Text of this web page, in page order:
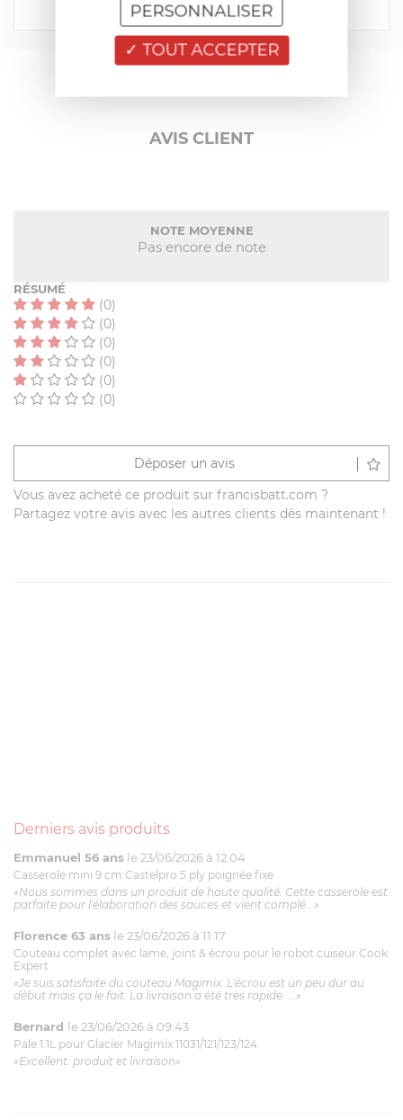
Comparer
Acheter
AVIS CLIENT
NOTE MOYENNE
Pas encore de note
RÉSUMÉ
(0)
(0)
(0)
(0)
(0)
(0)
Déposer un avis
Vous avez acheté ce produit sur francisbatt.com ?
Partagez votre avis avec les autres clients dès maintenant !
Derniers avis produits
Emmanuel 56 ans le 23/06/2026 à 12:04
Casserole mini 9 cm Castelpro 5 ply poignée fixe
«Nous sommes dans un produit de haute qualité. Cette casserole est
parfaite pour l'élaboration des sauces et vient complé...»
Florence 63 ans le 23/06/2026 à 11:17
Couteau complet avec lame, joint & écrou pour le robot cuiseur Cook
Expert
«Je suis satisfaite du couteau Magimix. L'écrou est un peu dur au
début mais ça le fait. La livraison a été très rapide. ...»
Bernard le 23/06/2026 à 09:43
Pale 1.1L pour Glacier Magimix 11031/121/123/124
«Excellent: produit et livraison»
TOUT ACCEPTER
PERSONNALISER